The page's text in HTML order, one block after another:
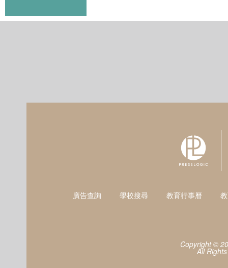
廣告查詢 學校搜尋 教育行事曆
Copyright ©
All